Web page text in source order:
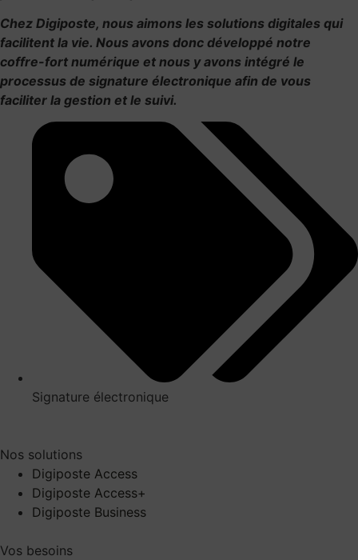
Chez Digiposte, nous aimons les solutions digitales qui
facilitent la vie. Nous avons donc développé notre
coffre-fort numérique et nous y avons intégré le
processus de signature électronique afin de vous
faciliter la gestion et le suivi.
Signature électronique
Nos solutions
Digiposte Access
Digiposte Access+
Digiposte Business
Vos besoins